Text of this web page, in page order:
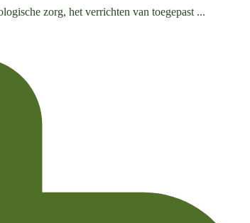
zorg, het verrichten van toegepast ...